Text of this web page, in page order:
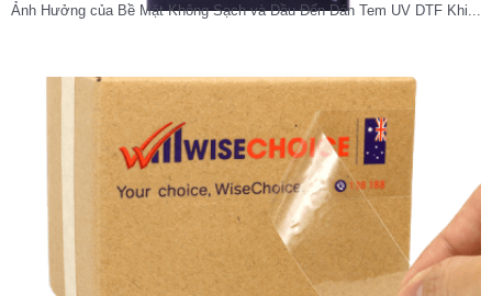
Ảnh Hưởng của Bề Mặt Không Sạch và Dầu Đến Dán Tem UV DTF Khi...